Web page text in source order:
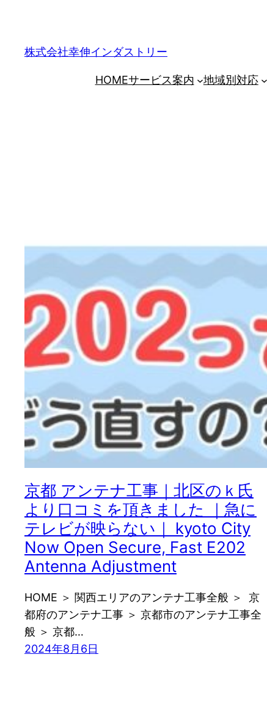
株式会社幸伸インダストリー
HOMEサービス案内 地域別対応
京都 アンテナ工事｜北区のｋ氏
より口コミを頂きました ｜急に
テレビが映らない｜ kyoto City
Now Open Secure, Fast E202
Antenna Adjustment
HOME ＞ 関西エリアのアンテナ工事全般 ＞ 京
都府のアンテナ工事 ＞ 京都市のアンテナ工事全
般 ＞ 京都…
2024年8月6日